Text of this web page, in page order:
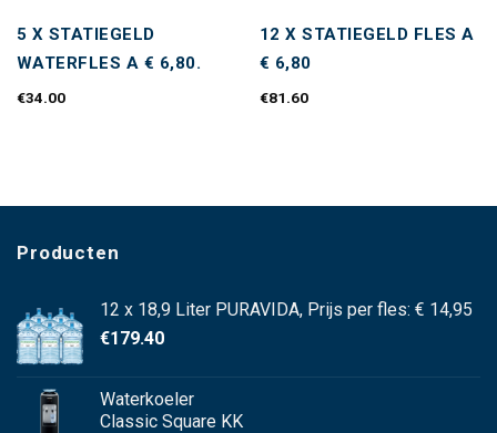
5 X STATIEGELD
WATERFLES A € 6,80.
€34.00
12 X STATIEGELD FLES A
€ 6,80
€81.60
Producten
12 x 18,9 Liter PURAVIDA, Prijs per fles: € 14,95
€179.40
Waterkoeler
Classic Square KK